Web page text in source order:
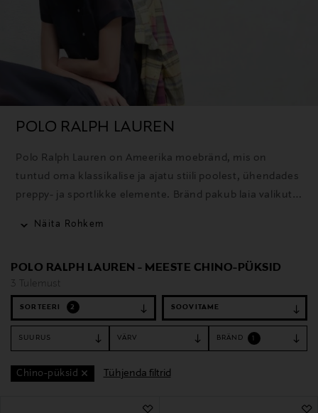
POLO RALPH LAUREN
Polo Ralph Lauren on Ameerika moebränd, mis on
tuntud oma klassikalise ja ajatu stiili poolest, ühendades
preppy- ja sportlikke elemente. Bränd pakub laia valikut
Näita Rohkem
POLO RALPH LAUREN - MEESTE CHINO-PÜKSID
3 Tulemust
SORTEERI 2
SUURUS VÄRV BRÄND
Chino-püksid Tühjenda filtrid